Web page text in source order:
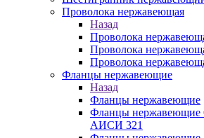
Проволока нержавеющая
Назад
Проволока
Проволока
Проволока
Фланцы нержавеющие
Назад
Фланцы нержавеющие
Фланцы нержавеющие
АИСИ 321